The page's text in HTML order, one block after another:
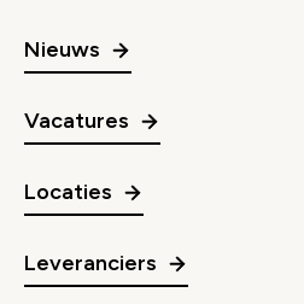
Nieuws
Vacatures
Locaties
Leveranciers